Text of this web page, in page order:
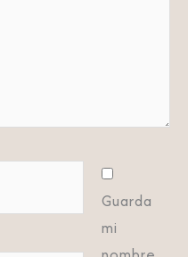
Guarda
mi